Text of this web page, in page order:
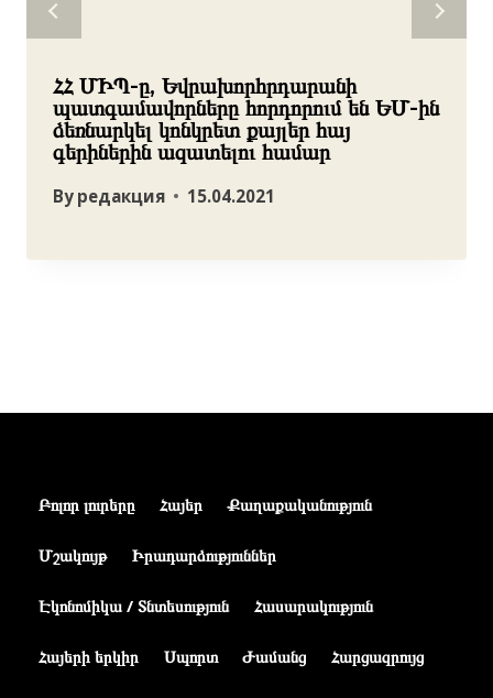
ՀՀ ՄԻՊ-ը, Եվրախորհրդարանի
պատգամավորները հորդորում են ԵՄ-ին
ձեռնարկել կոնկրետ քայլեր հայ
գերիներին ազատելու համար
By редакция 15.04.2021
Բոլոր լուրերը Հայեր Քաղաքականություն
Մշակույթ Իրադարձություններ
Էկոնոմիկա / Տնտեսություն Հասարակություն
Հայերի երկիր Սպորտ Ժամանց Հարցազրույց